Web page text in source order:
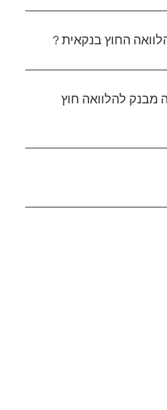
החוץ בנקאית ?
מבנק להלוואה חוץ